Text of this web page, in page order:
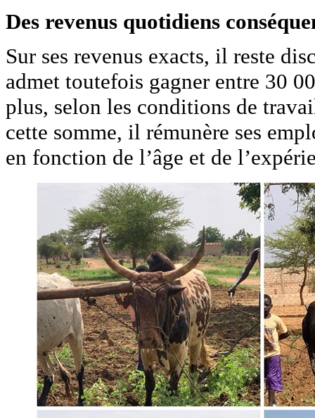
Des revenus quotidiens
Sur ses revenus exacts, il reste
admet toutefois gagner entre 30
plus, selon les conditions de
cette somme, il rémunère ses
en fonction de l’âge et de